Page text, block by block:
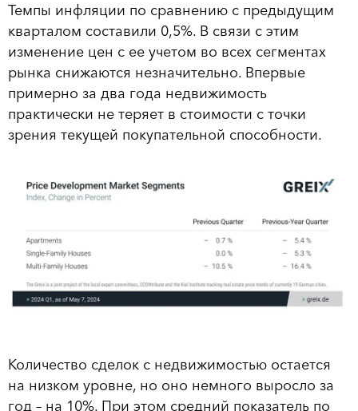
Темпы инфляции по сравнению с предыдущим
кварталом составили 0,5%. В связи с этим
изменение цен с ее учетом во всех сегментах
рынка снижаются незначительно. Впервые
примерно за два года недвижимость
практически не теряет в стоимости с точки
зрения текущей покупательной способности.
Количество сделок с недвижимостью остается
на низком уровне, но оно немного выросло за
год – на 10%. При этом средний показатель по